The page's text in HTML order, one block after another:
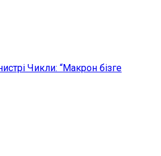
Чикли: “Макрон бізге